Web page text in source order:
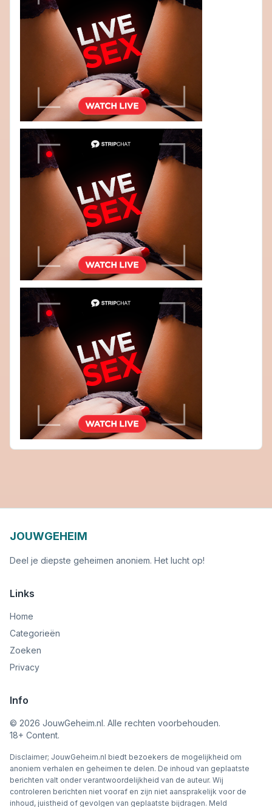
JOUWGEHEIM
Deel je diepste geheimen anoniem. Het lucht op!
Links
Home
Categorieën
Zoeken
Privacy
Info
© 2026 JouwGeheim.nl. Alle rechten voorbehouden.
18+ Content.
Disclaimer; JouwGeheim.nl biedt bezoekers de mogelijkheid om
anoniem verhalen en geheimen te delen. De inhoud van geplaatste
berichten valt onder verantwoordelijkheid van de auteur. Wij
controleren berichten niet vooraf en zijn niet aansprakelijk voor de
inhoud, juistheid of gevolgen van geplaatste bijdragen. Meld